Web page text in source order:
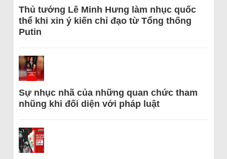
Thủ tướng Lê Minh Hưng làm nhục quốc
thể khi xin ý kiến chỉ đạo từ Tổng thống
Putin
Sự nhục nhã của những quan chức tham
nhũng khi đối diện với pháp luật